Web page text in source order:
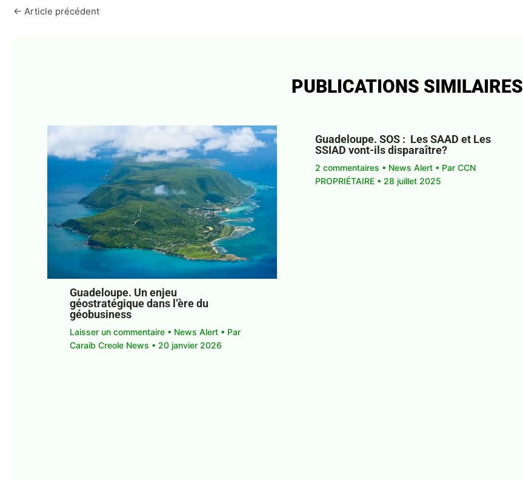
← Article précédent
PUBLICATIONS SIMILAIRES
Guadeloupe. Un enjeu
géostratégique dans l’ère du
géobusiness
Laisser un commentaire • News Alert • Par
Caraib Creole News • 20 janvier 2026
Guadeloupe. SOS : Les SAAD et Les
SSIAD vont-ils disparaître?
2 commentaires • News Alert • ParCCN
PROPRIÉTAIRE • 28 juillet 2025